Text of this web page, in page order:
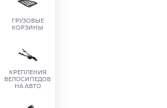
ГРУЗОВЫЕ
КОРЗИНЫ
КРЕПЛЕНИЯ
ВЕЛОСИПЕДОВ
НА АВТО